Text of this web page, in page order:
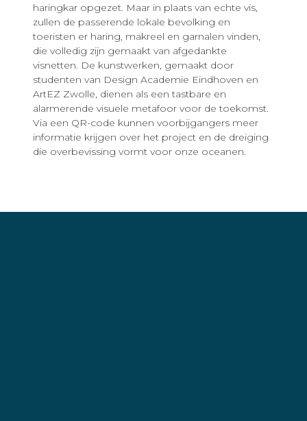
haringkar opgezet. Maar in plaats van echte vis,
zullen de passerende lokale bevolking en
toeristen er haring, makreel en garnalen vinden,
die volledig zijn gemaakt van afgedankte
visnetten. De kunstwerken, gemaakt door
studenten van Design Academie Eindhoven en
ArtEZ Zwolle, dienen als een tastbare en
alarmerende visuele metafoor voor de toekomst.
Via een QR-code kunnen voorbijgangers meer
informatie krijgen over het project en de dreiging
die overbevissing vormt voor onze oceanen.